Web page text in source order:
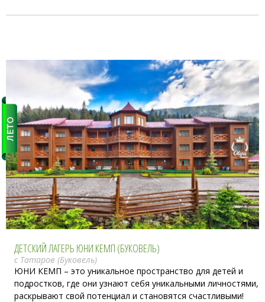
ДЕТСКИЙ ЛАГЕРЬ ЮНИ КЕМП (БУКОВЕЛЬ)
с Татаров (Буковель)
ЮНИ КЕМП – это уникальное пространство для детей и
подростков, где они узнают себя уникальными личностями,
раскрывают свой потенциал и становятся счастливыми!